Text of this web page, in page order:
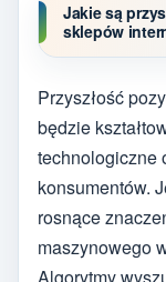
Jakie są
sklepów
Przyszłość
będzie
technologiczne
konsumentów.
rosnące
maszynowego
Algorytmy